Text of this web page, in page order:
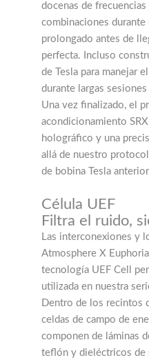
docenas de
combinaciones
prolongado antes de
perfecta. Incluso
de Tesla para manejar
durante largas
Una vez finalizado, el
acondicionamiento
holográfico y una
allá de nuestro
de bobina Tesla
Célula UEF
Filtra el ruido,
Las interconexiones y
Atmosphere X
tecnología UEF Cell
utilizada en nuestra
Dentro de los recintos
celdas de campo de
componen de láminas
teflón y dieléctricos de